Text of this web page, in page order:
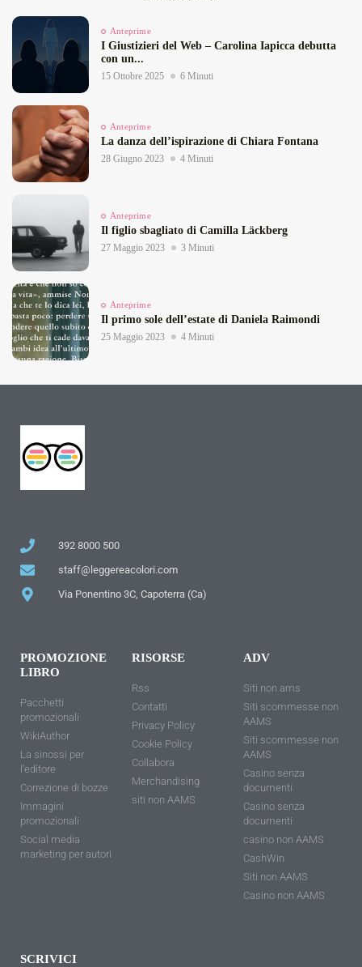
Anteprime
I Giustizieri del Web – Carolina Iapicca debutta
con un...
15 Ottobre 2025 6 Minuti
Anteprime
La danza dell’ispirazione di Chiara Fontana
28 Giugno 2023 4 Minuti
Anteprime
Il figlio sbagliato di Camilla Läckberg
27 Maggio 2023 3 Minuti
Anteprime
Il primo sole dell’estate di Daniela Raimondi
25 Maggio 2023 4 Minuti
392 8000 500
staff@leggereacolori.com
Via Ponentino 3C, Capoterra (Ca)
PROMOZIONE
LIBRO
Pacchetti
promozionali
WikiAuthor
La sinossi per
l'editore
Correzione di bozze
Immagini
promozionali
Social media
marketing per autori
RISORSE
Rss
Contatti
Privacy Policy
Cookie Policy
Collabora
Merchandising
siti non AAMS
ADV
Siti non ams
Siti scommesse non
AAMS
Siti scommesse non
AAMS
Casino senza
documenti
Casino senza
documenti
casino non AAMS
CashWin
Siti non AAMS
Casino non AAMS
SCRIVICI